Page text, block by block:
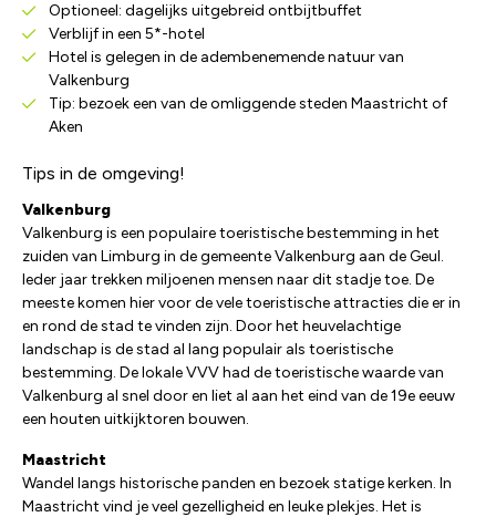
Optioneel: dagelijks uitgebreid ontbijtbuffet
Verblijf in een 5*-hotel
Hotel is gelegen in de adembenemende natuur van
Valkenburg
Tip: bezoek een van de omliggende steden Maastricht of
Aken
Tips in de omgeving!
Valkenburg
Valkenburg is een populaire toeristische bestemming in het
zuiden van Limburg in de gemeente Valkenburg aan de Geul.
Ieder jaar trekken miljoenen mensen naar dit stadje toe. De
meeste komen hier voor de vele toeristische attracties die er in
en rond de stad te vinden zijn. Door het heuvelachtige
landschap is de stad al lang populair als toeristische
bestemming. De lokale VVV had de toeristische waarde van
Valkenburg al snel door en liet al aan het eind van de 19e eeuw
een houten uitkijktoren bouwen.
Maastricht
Wandel langs historische panden en bezoek statige kerken. In
Maastricht vind je veel gezelligheid en leuke plekjes. Het is